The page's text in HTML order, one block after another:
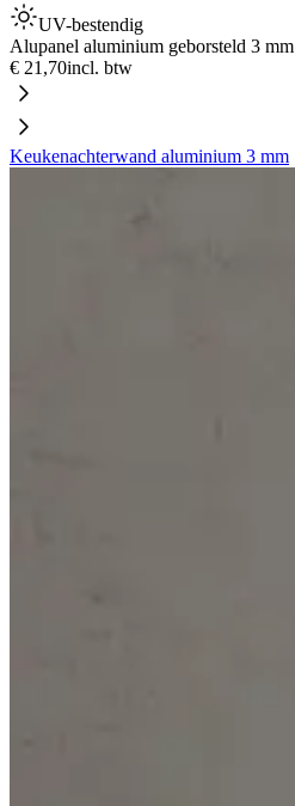
UV-bestendig
Alupanel aluminium geborsteld 3 mm
€ 21,70incl. btw
Keukenachterwand aluminium 3 mm